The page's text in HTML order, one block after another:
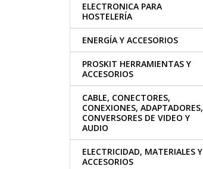
ELECTRONICA PARA
HOSTELERÍA
ENERGÍA Y ACCESORIOS
PROSKIT HERRAMIENTAS Y
ACCESORIOS
CABLE, CONECTORES,
CONEXIONES, ADAPTADORES,
CONVERSORES DE VIDEO Y
AUDIO
ELECTRICIDAD, MATERIALES Y
ACCESORIOS